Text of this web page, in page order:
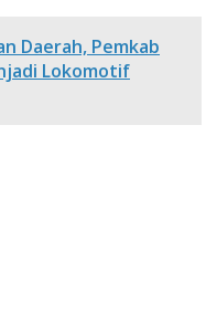
Daerah, Pemkab
Lokomotif